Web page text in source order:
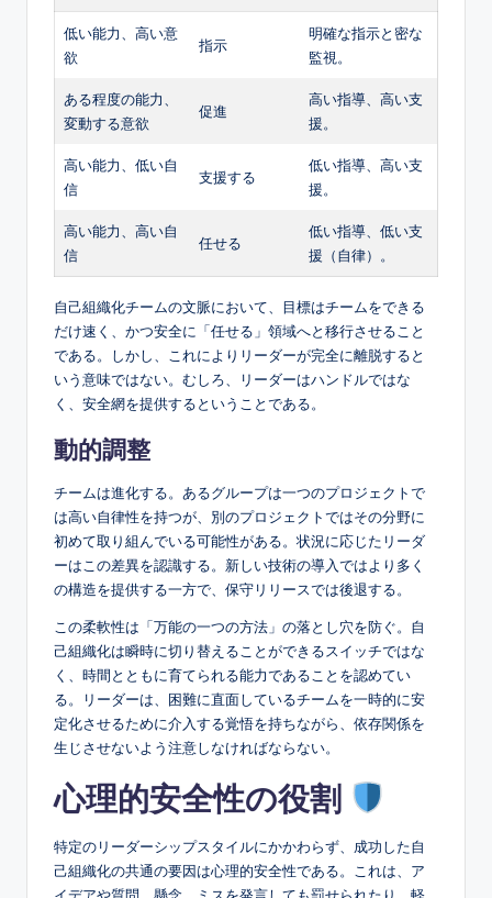
低い能力、高い意
欲
指示
明確な指示と密な
監視。
ある程度の能力、
変動する意欲
促進
高い指導、高い支
援。
高い能力、低い自
信
支援する
低い指導、高い支
援。
高い能力、高い自
信
任せる
低い指導、低い支
援（自律）。
自己組織化チームの文脈において、目標はチームをできる
だけ速く、かつ安全に「任せる」領域へと移行させること
である。しかし、これによりリーダーが完全に離脱すると
いう意味ではない。むしろ、リーダーはハンドルではな
く、安全網を提供するということである。
動的調整
チームは進化する。あるグループは一つのプロジェクトで
は高い自律性を持つが、別のプロジェクトではその分野に
初めて取り組んでいる可能性がある。状況に応じたリーダ
ーはこの差異を認識する。新しい技術の導入ではより多く
の構造を提供する一方で、保守リリースでは後退する。
この柔軟性は「万能の一つの方法」の落とし穴を防ぐ。自
己組織化は瞬時に切り替えることができるスイッチではな
く、時間とともに育てられる能力であることを認めてい
る。リーダーは、困難に直面しているチームを一時的に安
定化させるために介入する覚悟を持ちながら、依存関係を
生じさせないよう注意しなければならない。
心理的安全性の役割
特定のリーダーシップスタイルにかかわらず、成功した自
己組織化の共通の要因は心理的安全性である。これは、ア
イデアや質問、懸念、ミスを発言しても罰せられたり、軽